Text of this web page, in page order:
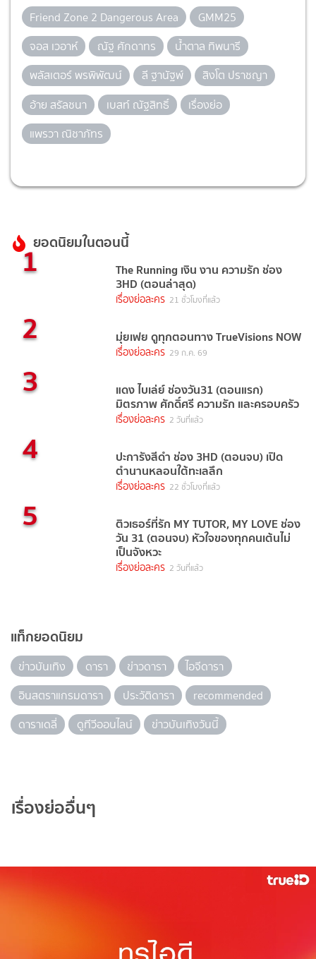
Friend Zone 2 Dangerous Area
GMM25
จอส เวอาห์
ณัฐ ศักดาทร
น้ำตาล ทิพนารี
พลัสเตอร์ พรพิพัฒน์
ลี ฐานัฐพ์
สิงโต ปราชญา
อ้าย สรัลชนา
เบสท์ ณัฐสิทธิ์
เรื่องย่อ
แพรวา ณิชาภัทร
ยอดนิยมในตอนนี้
1 The Running เงิน งาน ความรัก ช่อง
3HD (ตอนล่าสุด)
เรื่องย่อละคร 21 ชั่วโมงที่แล้ว
2 มุ่ยเฟย ดูทุกตอนทาง TrueVisions NOW
เรื่องย่อละคร 29 ก.ค. 69
3 แดง ไบเล่ย์ ช่องวัน31 (ตอนแรก)
มิตรภาพ ศักดิ์ศรี ความรัก และครอบครัว
เรื่องย่อละคร 2 วันที่แล้ว
4 ปะการังสีดำ ช่อง 3HD (ตอนจบ) เปิด
ตำนานหลอนใต้ทะเลลึก
เรื่องย่อละคร 22 ชั่วโมงที่แล้ว
5 ติวเธอร์ที่รัก MY TUTOR, MY LOVE ช่อง
วัน 31 (ตอนจบ) หัวใจของทุกคนเต้นไม่
เป็นจังหวะ
เรื่องย่อละคร 2 วันที่แล้ว
แท็กยอดนิยม
ข่าวบันเทิง ดารา ข่าวดารา
ไอจีดารา
อินสตราแกรมดารา
ประวัติดารา
recommended
ดาราเดลี่
ดูทีวีออนไลน์ ข่าวบันเทิงวันนี้
เรื่องย่ออื่นๆ